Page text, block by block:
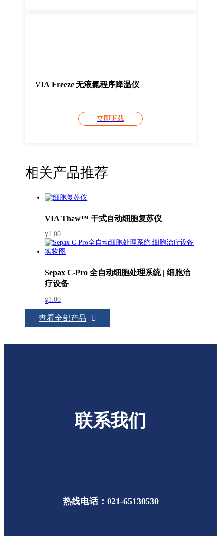
VIA Freeze 无液氮程序降温仪
立即下载
相关产品推荐
VIA Thaw™ 干式自动细胞复苏仪
¥1.00
Sepax C-Pro 全自动细胞处理系统 | 细胞治
疗设备
¥1.00
查看全部产品
联系我们
热线电话：021-65130530